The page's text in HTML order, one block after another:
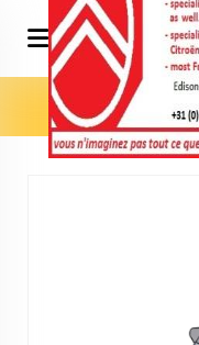
Home» Model cars 1:18